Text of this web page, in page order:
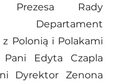
Prezesa Rady
Departament
z Polonią i Polakami
Pani Edyta Czapla
Dyrektor Zenona